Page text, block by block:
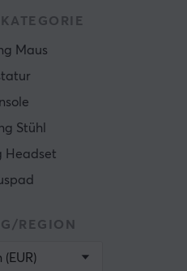
Maus
Stühl
Headset
REGION